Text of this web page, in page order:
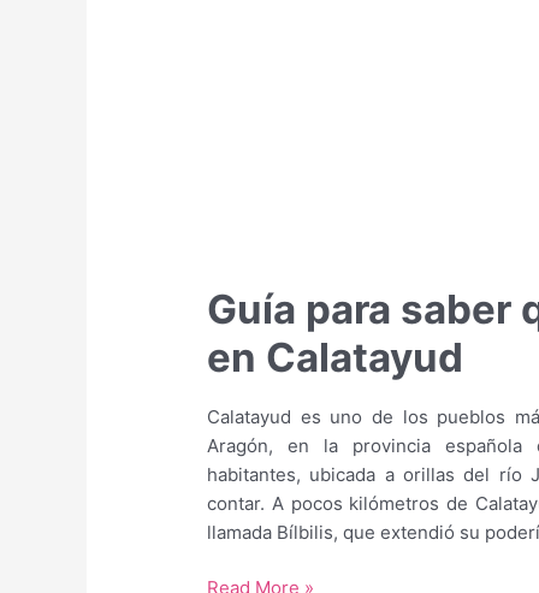
Guía para saber
en Calatayud
Calatayud es uno de los pueblos
Aragón, en la provincia española
habitantes, ubicada a orillas del río
contar. A pocos kilómetros de
llamada Bílbilis, que extendió su
Guía
Read More »